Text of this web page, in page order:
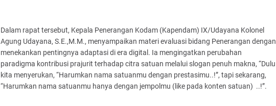
Dalam rapat tersebut, Kepala Penerangan Kodam (Kapendam) IX/Udayana Kolonel
Agung Udayana, S.E.,M.M., menyampaikan materi evaluasi bidang Penerangan dengan
menekankan pentingnya adaptasi di era digital. Ia mengingatkan perubahan
paradigma kontribusi prajurit terhadap citra satuan melalui slogan penuh makna, “Dulu
kita menyerukan, “Harumkan nama satuanmu dengan prestasimu..!”, tapi sekarang,
“Harumkan nama satuanmu hanya dengan jempolmu (like pada konten satuan) ..!”.